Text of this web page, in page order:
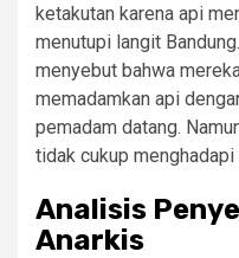
ketakutan karena api
menutupi langit
menyebut bahwa
memadamkan api
pemadam datang.
tidak cukup
Analisis
Anarkis